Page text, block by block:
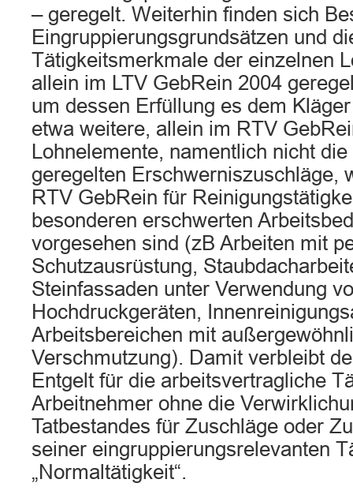
– geregelt. Weiterhin finden sich
Eingruppierungsgrundsätzen und
Tätigkeitsmerkmale der einzelnen
allein im LTV GebRein 2004
um dessen Erfüllung es dem
etwa weitere, allein im RTV
Lohnelemente, namentlich nicht
geregelten Erschwerniszuschläge,
RTV GebRein für
besonderen erschwerten
vorgesehen sind (zB Arbeiten mit
Schutzausrüstung,
Steinfassaden unter Verwendung
Hochdruckgeräten,
Arbeitsbereichen mit
Verschmutzung). Damit verbleibt
Entgelt für die arbeitsvertragliche
Arbeitnehmer ohne die
Tatbestandes für Zuschläge oder
seiner eingruppierungsrelevanten
„Normaltätigkeit“.